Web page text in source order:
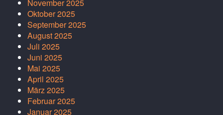
November 2025
Oktober 2025
September 2025
August 2025
Juli 2025
Juni 2025
Mai 2025
April 2025
März 2025
Februar 2025
Januar 2025